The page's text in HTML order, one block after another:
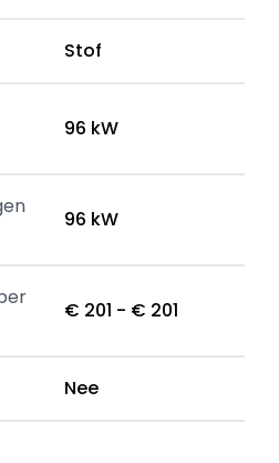
Stof
96 kW
96 kW
€ 201 - € 201
Nee